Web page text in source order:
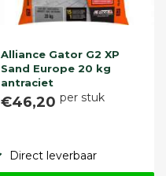
Alliance Gator G2 XP
Sand Europe 20 kg
antraciet
€46,20 per stuk
Direct leverbaar